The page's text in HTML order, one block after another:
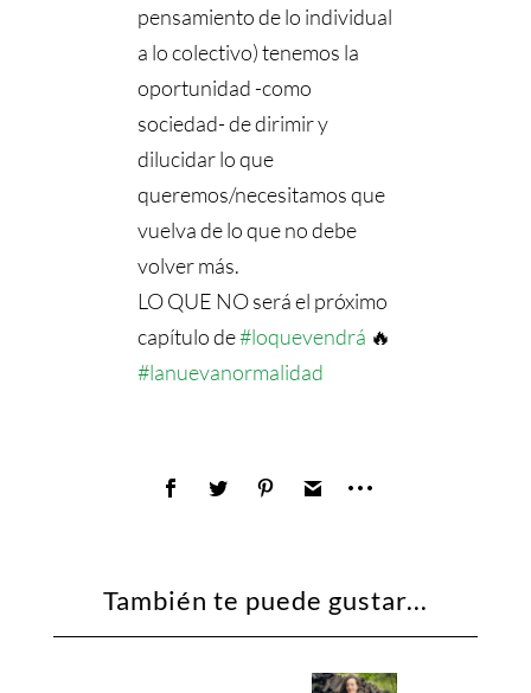
pensamiento de lo individual
a lo colectivo) tenemos la
oportunidad -como
sociedad- de dirimir y
dilucidar lo que
queremos/necesitamos que
vuelva de lo que no debe
volver más.
LO QUE NO será el próximo
capítulo de#loquevendrá 🔥
#lanuevanormalidad
También te puede gustar...